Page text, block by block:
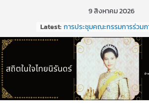
9 สิงหาคม 2026
Latest: การประชุมคณะกรรมการร่วมภ
เอกชนเพื่อแก้ไขปัญหาทางเศ
(กรอ.) กลุ่มจังหวัดภาคใต้ฝั่งอ่า
5/2568
การประชุมคณะอนุกรรมการเ
พัฒนากลุ่มจังหวัด (พ.ศ. ๒๕
๒๕๒๕)และจัดทำแผนปฏิบัติราช
ปีงบประมาณ พ.ศ. ๒๕๒๑ ขอ